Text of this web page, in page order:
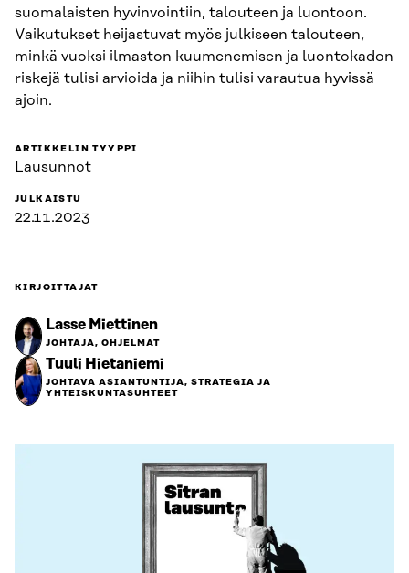
suomalaisten hyvinvointiin, talouteen ja luontoon.
Vaikutukset heijastuvat myös julkiseen talouteen,
minkä vuoksi ilmaston kuumenemisen ja luontokadon
riskejä tulisi arvioida ja niihin tulisi varautua hyvissä
ajoin.
ARTIKKELIN TYYPPI
Lausunnot
JULKAISTU
22.11.2023
KIRJOITTAJAT
Lasse Miettinen
JOHTAJA, OHJELMAT
Tuuli Hietaniemi
JOHTAVA ASIANTUNTIJA, STRATEGIA JA
YHTEISKUNTASUHTEET